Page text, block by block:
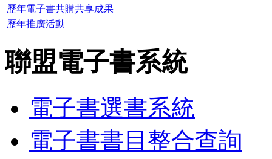
歷年電子書共購共享成果
歷年推廣活動
聯盟電子書系統
電子書選書系統
電子書書目整合查詢